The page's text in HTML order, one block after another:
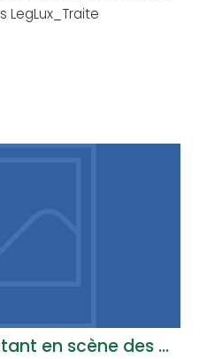
LegLux_Traite
Pornographie mettant en scène des enfants